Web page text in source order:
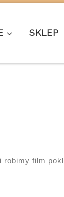
SKLEP
robimy film